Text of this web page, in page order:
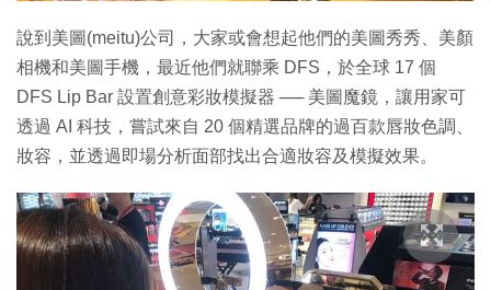
說到美圖(meitu)公司，大家或會想起他們的美圖秀秀、美顏
相機和美圖手機，最近他們就聯乘 DFS，於全球 17 個
DFS Lip Bar 設置創意彩妝模擬器 ── 美圖魔鏡，讓用家可
透過 AI 科技，嘗試來自 20 個精選品牌的過百款唇妝色調、
妝容，並透過即場分析面部找出合適妝容及模擬效果。